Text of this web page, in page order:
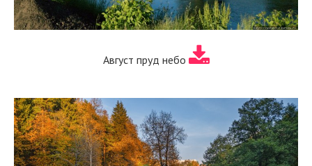
Август пруд небо